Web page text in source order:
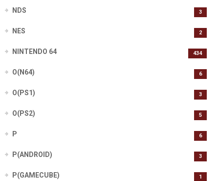
NDS 3
NES 2
NINTENDO 64 434
O(N64) 6
O(PS1) 3
O(PS2) 5
P 6
P(ANDROID) 3
P(GAMECUBE) 1